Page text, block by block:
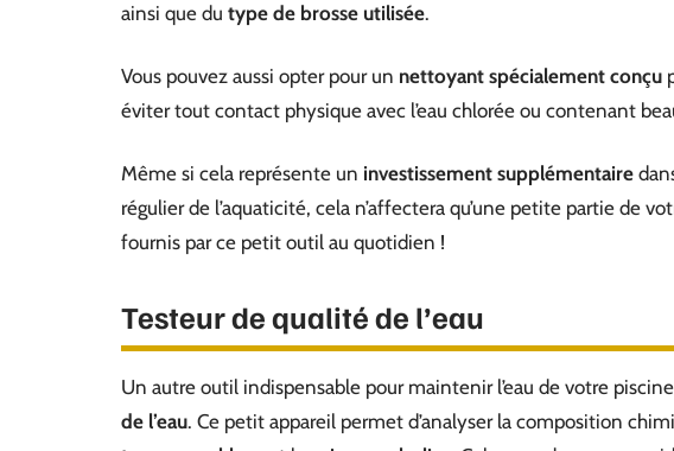
ainsi que du type de brosse utilisée.
Vous pouvez aussi opter pour un nettoyant spécialement conçu
éviter tout contact physique avec l’eau chlorée ou contenant
Même si cela représente un investissement supplémentaire
régulier de l’aquaticité, cela n’affectera qu’une petite partie de
fournis par ce petit outil au quotidien !
Testeur de qualité de l’eau
Un autre outil indispensable pour maintenir l’eau de votre
de l’eau. Ce petit appareil permet d’analyser la composition